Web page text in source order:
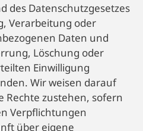
des Datenschutzgesetzes
Verarbeitung oder
Daten und
Löschung oder
Einwilligung
Wir weisen darauf
Rechte zustehen, sofern
Verpflichtungen
über eigene